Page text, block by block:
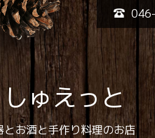
しゅえっと
とお酒と手作り料理のお店